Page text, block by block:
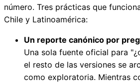
número. Tres prácticas que
Chile y Latinoamérica:
Un reporte canónico por
Una sola fuente oficial para
el resto de las versiones se
como exploratoria. Mientras